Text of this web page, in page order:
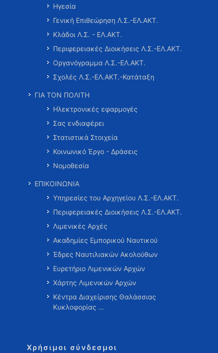
Ηγεσία
Γενική Επιθεώρηση Λ.Σ.-ΕΛ.ΑΚΤ.
Κλάδοι Λ.Σ. - ΕΛ.ΑΚΤ.
Περιφερειακές Διοικήσεις Λ.Σ.-ΕΛ.ΑΚΤ.
Οργανόγραμμα Λ.Σ.-ΕΛ.ΑΚΤ.
Σχολές Λ.Σ.-ΕΛ.ΑΚΤ.-Κατάταξη
ΓΙΑ ΤΟΝ ΠΟΛΙΤΗ
Ηλεκτρονικές εφαρμογές
Σας ενδιαφέρει
Στατιστικά Στοιχεία
Κοινωνικό Έργο - Δράσεις
Νομοθεσία
ΕΠΙΚΟΙΝΩΝΙΑ
Υπηρεσίες του Αρχηγείου Λ.Σ.-ΕΛ.ΑΚΤ.
Περιφερειακές Διοικήσεις Λ.Σ.-ΕΛ.ΑΚΤ.
Λιμενικές Αρχές
Ακαδημίες Εμπορικού Ναυτικού
Έδρες Ναυτιλιακών Ακολούθων
Ευρετήριο Λιμενικών Αρχών
Χάρτης Λιμενικών Αρχών
Κέντρα Διαχείρισης Θαλάσσιας
Κυκλοφορίας …
Χρήσιμοι σύνδεσμοι